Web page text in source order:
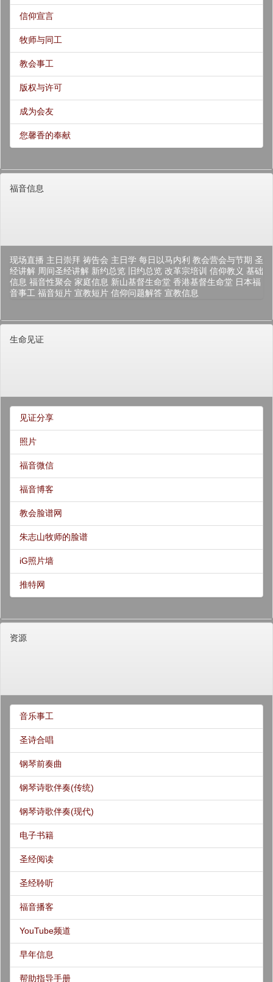
信仰宣言
牧师与同工
教会事工
版权与许可
成为会友
您馨香的奉献
福音信息
现场直播 主日崇拜 祷告会 主日学 每日以马内利 教会营会与节期 圣
经讲解 周间圣经讲解 新约总览 旧约总览 改革宗培训 信仰教义 基础
信息 福音性聚会 家庭信息 新山基督生命堂 香港基督生命堂 日本福
音事工 福音短片 宣教短片 信仰问题解答 宣教信息
生命见证
见证分享
照片
福音微信
福音博客
教会脸谱网
朱志山牧师的脸谱
iG照片墙
推特网
资源
音乐事工
圣诗合唱
钢琴前奏曲
钢琴诗歌伴奏(传统)
钢琴诗歌伴奏(现代)
电子书籍
圣经阅读
圣经聆听
福音播客
YouTube频道
早年信息
帮助指导手册